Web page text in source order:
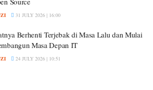
31 JULY 2026 | 16:00
Berhenti Terjebak di Masa Lalu dan Mulai
Masa Depan IT
24 JULY 2026 | 10:51